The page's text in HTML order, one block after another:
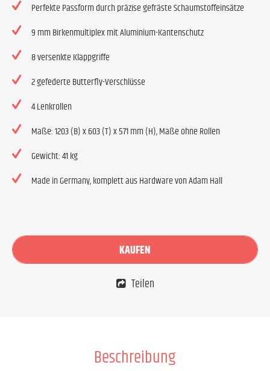
Perfekte Passform durch präzise gefräste Schaumstoffeinsätze
9 mm Birkenmultiplex mit Aluminium-Kantenschutz
8 versenkte Klappgriffe
2 gefederte Butterfly-Verschlüsse
4 Lenkrollen
Maße: 1203 (B) x 603 (T) x 571 mm (H), Maße ohne Rollen
Gewicht: 41 kg
Made in Germany, komplett aus Hardware von Adam Hall
KAUFEN
Teilen
Beschreibung